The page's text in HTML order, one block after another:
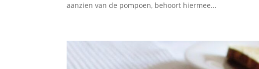
aanzien van de pompoen, behoort hiermee...